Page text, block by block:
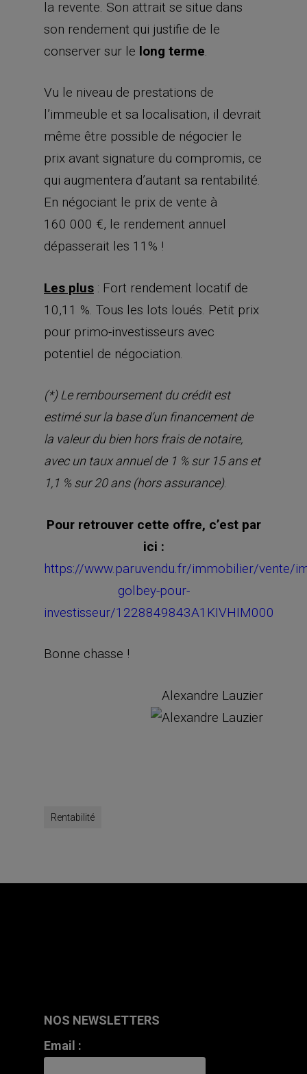
la revente. Son attrait se situe dans
son rendement qui justifie de le
conserver sur le long terme
Vu le niveau de prestations de
l’immeuble et sa localisation, il devrait
même être possible de négocier le
prix avant signature du compromis, ce
qui augmentera d’autant sa rentabilité.
En négociant le prix de vente à
160 000 €, le rendement annuel
dépasserait les 11% !
Les plus : Fort rendement locatif de
10,11 %. Tous les lots loués. Petit prix
pour primo-investisseurs avec
potentiel de négociation.
(*) Le remboursement du crédit est
estimé sur la base d’un financement de
la valeur du bien hors frais de notaire,
avec un taux annuel de 1 % sur 15 ans et
1,1 % sur 20 ans (hors assurance).
Pour retrouver cette offre, c’est par
ici :
https://www.paruvendu.fr/immobilier/vente/
golbey-pour-
investisseur/1228849843A1KIVHIM000
Bonne chasse !
Alexandre Lauzier
Rentabilité
NOS NEWSLETTERS
Email :